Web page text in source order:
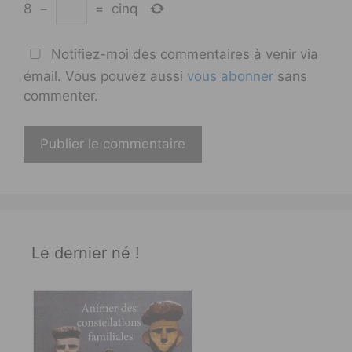
8 − = cinq
Notifiez-moi des commentaires à venir via
émail. Vous pouvez aussi vous abonner sans
commenter.
Le dernier né !